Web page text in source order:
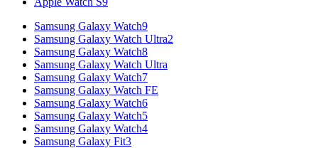
Samsung Galaxy Watch9
Samsung Galaxy Watch Ultra2
Samsung Galaxy Watch8
Samsung Galaxy Watch Ultra
Samsung Galaxy Watch7
Samsung Galaxy Watch FE
Samsung Galaxy Watch6
Samsung Galaxy Watch5
Samsung Galaxy Watch4
Samsung Galaxy Fit3